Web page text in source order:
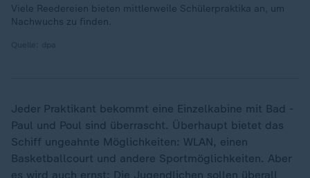
Viele Reedereien bieten mittlerweile Schülerpraktika an, um
Nachwuchs zu finden.
Jeder Praktikant bekommt eine Einzelkabine mit Bad -
Paul und Poul sind überrascht. Überhaupt bietet das
Schiff ungeahnte Möglichkeiten: WLAN, einen
Basketballcourt und andere Sportmöglichkeiten. Aber
es wird auch ernst: Die Jugendlichen sollen überall